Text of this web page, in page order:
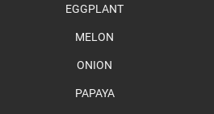
EGGPLANT
MELON
ONION
PAPAYA